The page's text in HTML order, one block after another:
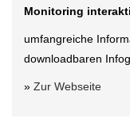
Monitoring
umfangreiche
downloadbaren
» Zur Webseite